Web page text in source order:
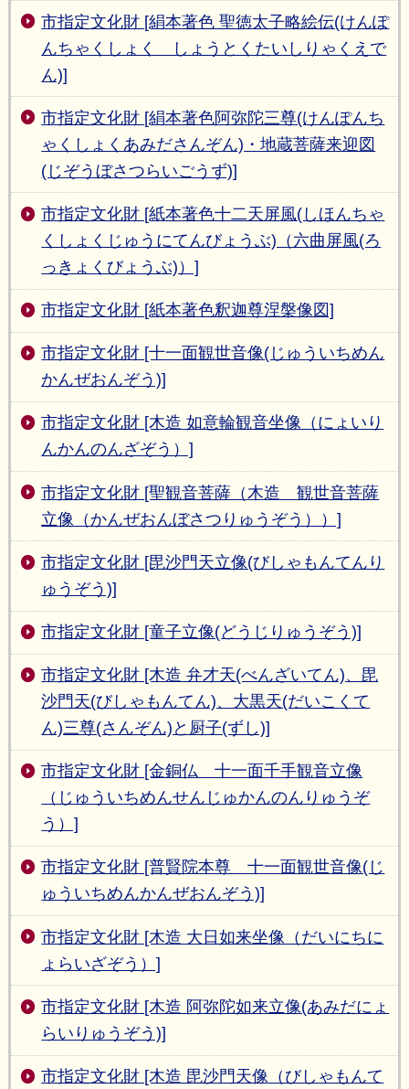
市指定文化財 [絹本著色 聖徳太子略絵伝(けんぽ
んちゃくしょく しょうとくたいしりゃくえで
ん)]
市指定文化財 [絹本著色阿弥陀三尊(けんぽんち
ゃくしょくあみださんぞん)・地蔵菩薩来迎図
(じぞうぼさつらいごうず)]
市指定文化財 [紙本著色十二天屏風(しほんちゃ
くしょくじゅうにてんびょうぶ)（六曲屏風(ろ
っきょくびょうぶ)）]
市指定文化財 [紙本著色釈迦尊涅槃像図]
市指定文化財 [十一面観世音像(じゅういちめん
かんぜおんぞう)]
市指定文化財 [木造 如意輪観音坐像（にょいり
んかんのんざぞう）]
市指定文化財 [聖観音菩薩（木造 観世音菩薩
立像（かんぜおんぼさつりゅうぞう））]
市指定文化財 [毘沙門天立像(びしゃもんてんり
ゅうぞう)]
市指定文化財 [童子立像(どうじりゅうぞう)]
市指定文化財 [木造 弁才天(べんざいてん)、毘
沙門天(びしゃもんてん)、大黒天(だいこくて
ん)三尊(さんぞん)と厨子(ずし)]
市指定文化財 [金銅仏 十一面千手観音立像
（じゅういちめんせんじゅかんのんりゅうぞ
う）]
市指定文化財 [普賢院本尊 十一面観世音像(じ
ゅういちめんかんぜおんぞう)]
市指定文化財 [木造 大日如来坐像（だいにちに
ょらいざぞう）]
市指定文化財 [木造 阿弥陀如来立像(あみだにょ
らいりゅうぞう)]
市指定文化財 [木造 毘沙門天像（びしゃもんて